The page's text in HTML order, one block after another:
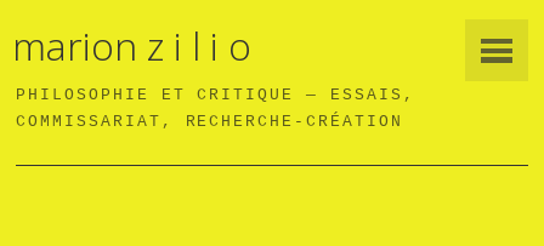
marion z i l i o
PHILOSOPHIE ET CRITIQUE — ESSAIS,
COMMISSARIAT, RECHERCHE-CRÉATION